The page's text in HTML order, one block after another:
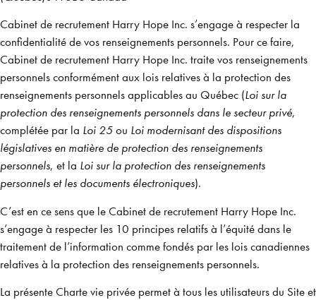
Cabinet de recrutement Harry Hope Inc. s’engage à respecter la
confidentialité de vos renseignements personnels. Pour ce faire,
Cabinet de recrutement Harry Hope Inc. traite vos renseignements
personnels conformément aux lois relatives à la protection des
renseignements personnels applicables au Québec (Loi sur la
protection des renseignements personnels dans le secteur privé,
complétée par la Loi 25ou Loi modernisant des dispositions
législatives en matière de protection des renseignements
personnels, et la Loi sur la protection des renseignements
personnels et les documents électroniques).
C’est en ce sens que le Cabinet de recrutement Harry Hope Inc.
s’engage à respecter les 10 principes relatifs à l’équité dans le
traitement de l’information comme fondés par les lois canadiennes
relatives à la protection des renseignements personnels.
La présente Charte vie privée permet à tous les utilisateurs du Site et